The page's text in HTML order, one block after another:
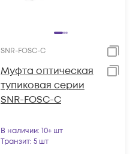
SNR-FOSC-C
Муфта оптическая
тупиковая серии
SNR-FOSC-C
В наличии: 10+ шт
Транзит: 5 шт